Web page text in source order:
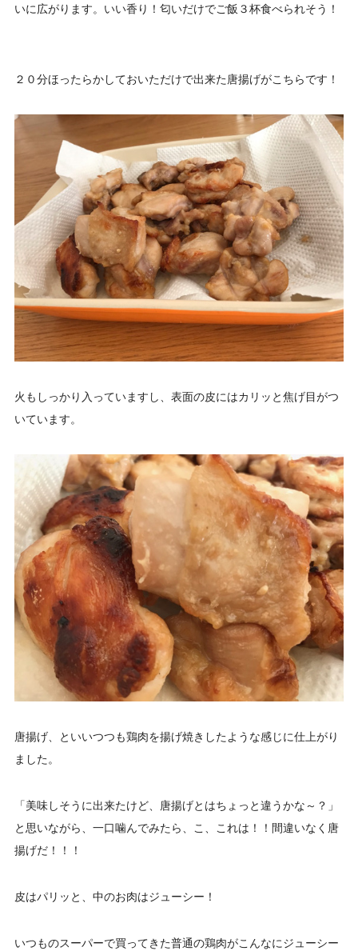
いに広がります。いい香り！匂いだけでご飯３杯食べられそう！
２０分ほったらかしておいただけで出来た唐揚げがこちらです！
火もしっかり入っていますし、表面の皮にはカリッと焦げ目がつ
いています。
唐揚げ、といいつつも鶏肉を揚げ焼きしたような感じに仕上がり
ました。
「美味しそうに出来たけど、唐揚げとはちょっと違うかな～？」
と思いながら、一口噛んでみたら、こ、これは！！間違いなく唐
揚げだ！！！
皮はパリッと、中のお肉はジューシー！
いつものスーパーで買ってきた普通の鶏肉がこんなにジューシー